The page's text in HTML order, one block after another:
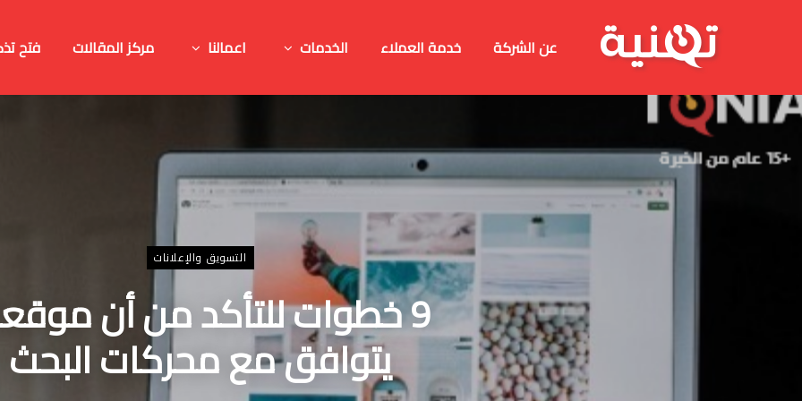
عن الشركة خدمة العملاء الخدمات اعمالنا مركز المقالات فتح
التسويق والإعلانات
9 خطوات للتأكد من أن
يتوافق مع محركات البحث